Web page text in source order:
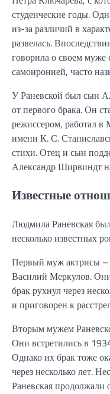
студенческие годы.
из-за различий в
развелась.
говорила о своем муже
самоиронией, часто
У Раневской был сын
от первого брака. Он
режиссером, работал в
имени К. С.
стихи. Отец и сын
Александр Ширвиндт
Известные
Людмила Раневская
несколько известных
Первый муж актрисы –
Василий Меркулов.
брак рухнул через
и приговорен к
Вторым мужем
Они встретились в
Однако их брак тоже
через несколько лет.
Раневская продолжали